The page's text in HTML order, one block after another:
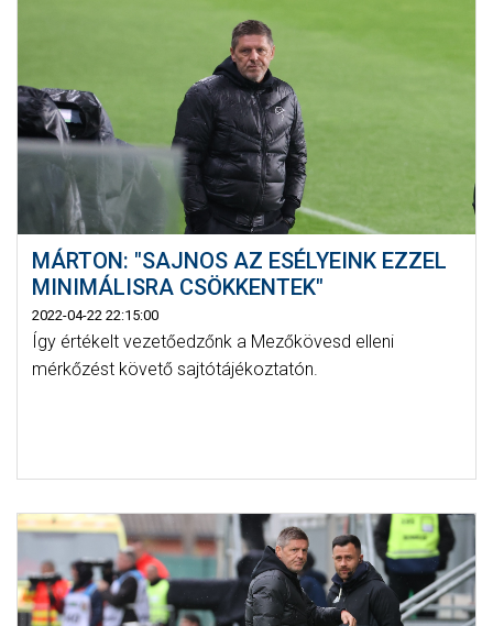
MÁRTON: "SAJNOS AZ ESÉLYEINK EZZEL
MINIMÁLISRA CSÖKKENTEK"
2022-04-22 22:15:00
Így értékelt vezetőedzőnk a Mezőkövesd elleni
mérkőzést követő sajtótájékoztatón.